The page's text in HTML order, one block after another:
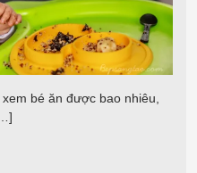
bé ăn được bao nhiêu,